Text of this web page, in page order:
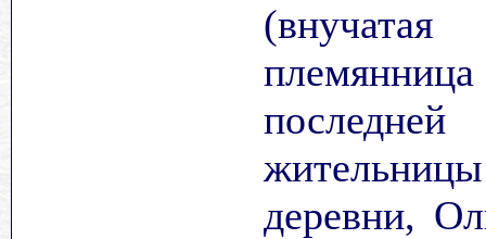
(внучатая
племянница
последней
жительницы
деревни,